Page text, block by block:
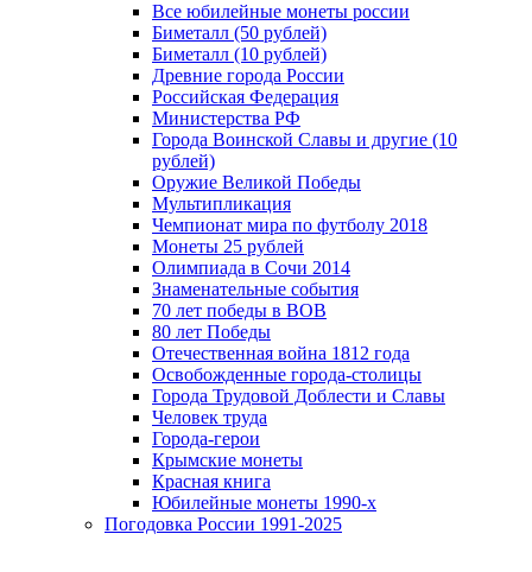
Все юбилейные монеты россии
Биметалл (50 рублей)
Биметалл (10 рублей)
Древние города России
Российская Федерация
Министерства РФ
Города Воинской Славы и другие (10
рублей)
Оружие Великой Победы
Мультипликация
Чемпионат мира по футболу 2018
Монеты 25 рублей
Олимпиада в Сочи 2014
Знаменательные события
70 лет победы в ВОВ
80 лет Победы
Отечественная война 1812 года
Освобожденные города-столицы
Города Трудовой Доблести и Славы
Человек труда
Города-герои
Крымские монеты
Красная книга
Юбилейные монеты 1990-х
Погодовка России 1991-2025